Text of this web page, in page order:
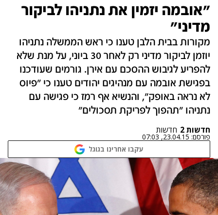
"אובמה יזמין את נתניהו לביקור
מדיני"
מקורות בבית הלבן טענו כי ראש הממשלה נתניהו
יוזמן לביקור מדיני רק לאחר 30 ביוני, על מנת שלא
להפריע לגיבוש ההסכם עם אירן. גורמים שעודכנו
בפגישת אובמה עם מנהיגים יהודים טענו כי "פיוס
לא נראה באופק", והנשיא אף רמז כי פגישה עם
נתניהו "תהפוך לפריקת תסכולים"
חדשות 2 חדשות
פורסם: 23.04.15, 07:03
עקבו אחרינו בגוגל